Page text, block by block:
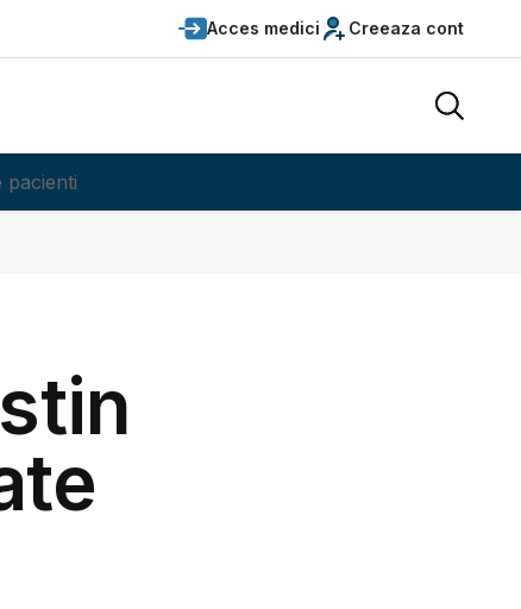
Acces medici Creeaza cont
pacienti